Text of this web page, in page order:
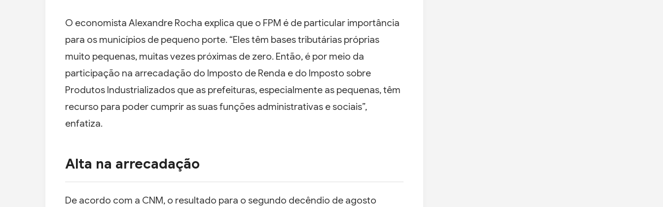
O economista Alexandre Rocha explica que o FPM é de particular importância
para os municípios de pequeno porte. “Eles têm bases tributárias próprias
muito pequenas, muitas vezes próximas de zero. Então, é por meio da
participação na arrecadação do Imposto de Renda e do Imposto sobre
Produtos Industrializados que as prefeituras, especialmente as pequenas, têm
recurso para poder cumprir as suas funções administrativas e sociais”,
enfatiza.
Alta na arrecadação
De acordo com a CNM, o resultado para o segundo decêndio de agosto